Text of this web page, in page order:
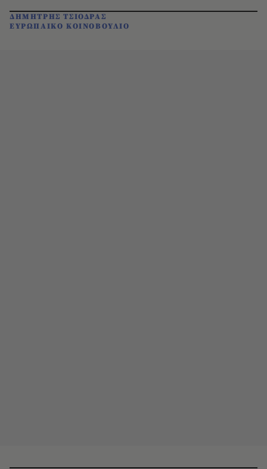
ΔΗΜΗΤΡΗΣ ΤΣΙΟΔΡΑΣ
ΕΥΡΩΠΑΙΚΟ ΚΟΙΝΟΒΟΥΛΙΟ